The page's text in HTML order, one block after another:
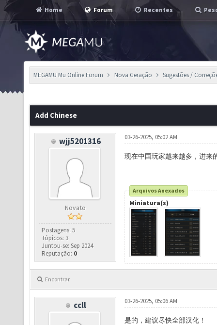
Home Forum Recentes
MEGAMU Mu Online Forum Nova Geração Sugestões /
Add Chinese
wjj5201316
Novato
Postagens: 5
Tópicos: 3
Juntou-se: Sep 2024
Reputação: 0
03-26-2025, 05:02 AM
现在中国玩家越来越多，进来
Arquivos Anexados
Miniatura(s)
Encontrar
ccll 03-26-2025, 05:06 AM
是的，建议尽快全部汉化！